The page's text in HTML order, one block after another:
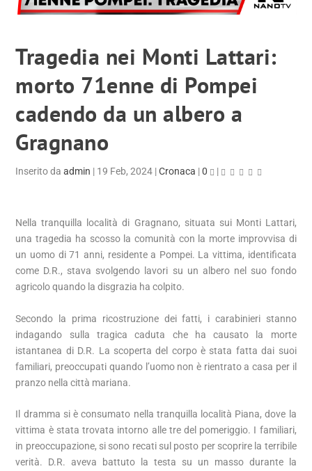
Tragedia nei Monti Lattari:
morto 71enne di Pompei
cadendo da un albero a
Gragnano
Inserito daadmin | 19 Feb, 2024 |Cronaca |0 |
Nella tranquilla località di Gragnano, situata sui Monti Lattari,
una tragedia ha scosso la comunità con la morte improvvisa di
un uomo di 71 anni, residente a Pompei. La vittima, identificata
come D.R., stava svolgendo lavori su un albero nel suo fondo
agricolo quando la disgrazia ha colpito.
Secondo la prima ricostruzione dei fatti, i carabinieri stanno
indagando sulla tragica caduta che ha causato la morte
istantanea di D.R. La scoperta del corpo è stata fatta dai suoi
familiari, preoccupati quando l’uomo non è rientrato a casa per il
pranzo nella città mariana.
Il dramma si è consumato nella tranquilla località Piana, dove la
vittima è stata trovata intorno alle tre del pomeriggio. I familiari,
in preoccupazione, si sono recati sul posto per scoprire la terribile
verità. D.R. aveva battuto la testa su un masso durante la